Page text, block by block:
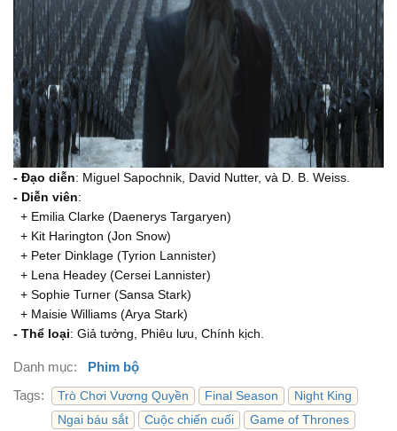
- Đạo diễn: Miguel Sapochnik, David Nutter, và D. B. Weiss.
- Diễn viên:
+ Emilia Clarke (Daenerys Targaryen)
+ Kit Harington (Jon Snow)
+ Peter Dinklage (Tyrion Lannister)
+ Lena Headey (Cersei Lannister)
+ Sophie Turner (Sansa Stark)
+ Maisie Williams (Arya Stark)
- Thể loại: Giả tưởng, Phiêu lưu, Chính kịch.
Danh mục:
Phim bộ
Tags:
Trò Chơi Vương Quyền Final Season
Night King
Ngai báu sắt
Cuộc chiến cuối
Game of Thrones